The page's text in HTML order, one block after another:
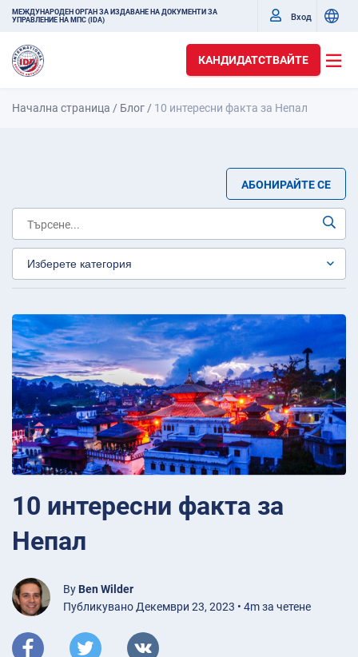
МЕЖДУНАРОДЕН ОРГАН ЗА ИЗДАВАНЕ НА ДОКУМЕНТИ ЗА
УПРАВЛЕНИЕ НА МПС (IDA)
Вход
КАНДИДАТСТВАЙТЕ
Начална страница / Блог / 10 интересни факта за Непал
АБОНИРАЙТЕ СЕ
10 интересни факта за
Непал
By Ben Wilder
Публикувано Декември 23, 2023 • 4m за четене